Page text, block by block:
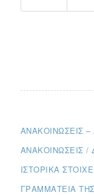
ΑΝΑΚΟΙΝΏΣΕΙΣ
ΑΝΑΚΟΙΝΏΣΕΙΣ
ΙΣΤΟΡΙΚΆ
ΓΡΑΜΜΑΤΕΊΑ